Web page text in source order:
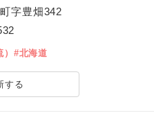
字豊畑342
#北海道
する